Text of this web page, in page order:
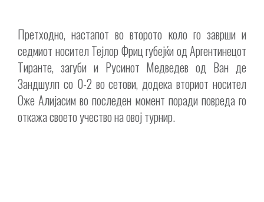
Претходно, настапот во второто коло го заврши и
седмиот носител Тејлор Фриц губејќи од Аргентинецот
Тиранте, загуби и Русинот Медведев од Ван де
Зандшулп со 0-2 во сетови, додека вториот носител
Оже Алијасим во последен момент поради повреда го
откажа своето учество на овој турнир.